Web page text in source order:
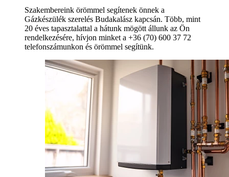
Szakembereink örömmel segítenek önnek a
Gázkészülék szerelés Budakalász kapcsán. Több, mint
20 éves tapasztalattal a hátunk mögött állunk az Ön
rendelkezésére, hívjon minket a +36 (70) 600 37 72
telefonszámunkon és örömmel segítünk.